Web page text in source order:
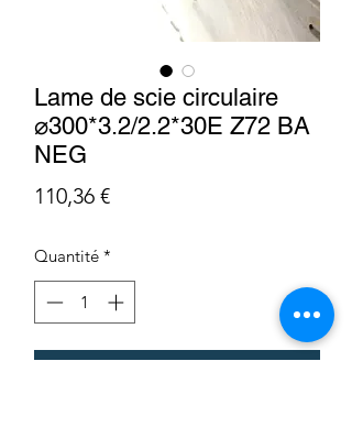
Lame de scie circulaire
⌀300*3.2/2.2*30E Z72 BA
NEG
110,36 €Prix
Quantité *